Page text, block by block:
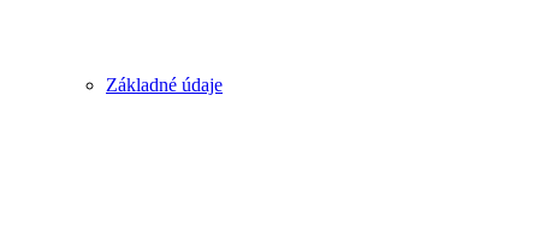
Základné údaje